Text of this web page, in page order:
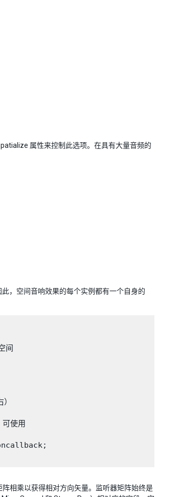
属性来控制此选项。在具有大量音频的
，空间音响效果的每个实例都有一个自身的
间
使用
相乘以获得相对方向矢量。监听器矩阵始终是